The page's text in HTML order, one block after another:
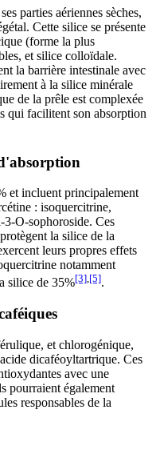
parties aériennes sèches,
Cette silice se présente
(forme la plus
et silice colloïdale.
la barrière intestinale avec
à la silice minérale
de la prêle est complexée
qui facilitent son absorption
et incluent principalement
: isoquercitrine,
O-sophoroside. Ces
la silice de la
leurs propres effets
notamment
silice de 35%[3],[5].
et chlorogénique,
dicaféoyltartrique. Ces
avec une
pourraient également
responsables de la